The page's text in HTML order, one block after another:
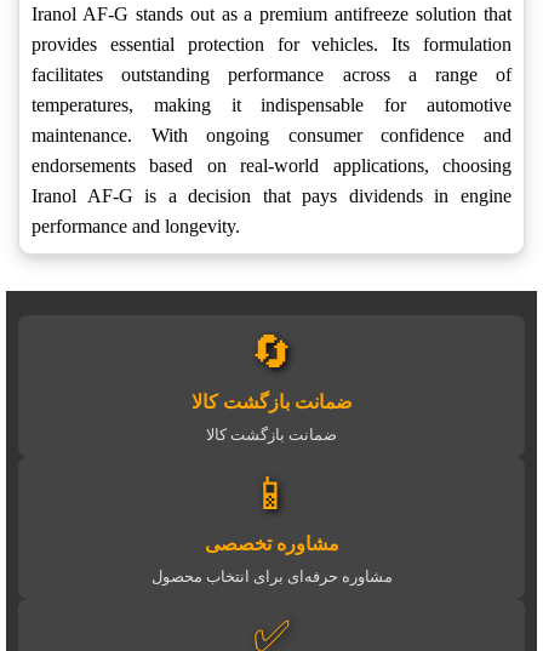
Iranol AF-G stands out as a premium antifreeze solution that
provides essential protection for vehicles. Its formulation
facilitates outstanding performance across a range of
temperatures, making it indispensable for automotive
maintenance. With ongoing consumer confidence and
endorsements based on real-world applications, choosing
Iranol AF-G is a decision that pays dividends in engine
performance and longevity.
🔄
ضمانت بازگشت کالا
ضمانت بازگشت کالا
📱
مشاوره تخصصی
مشاوره حرفه‌ای برای انتخاب محصول
✅